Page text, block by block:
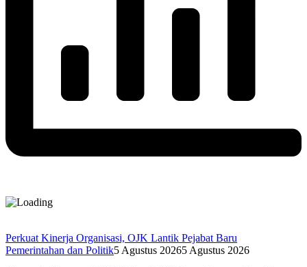
Perkuat Kinerja Organisasi, OJK Lantik Pejabat Baru
Pemerintahan dan Politik5 Agustus 20265 Agustus 2026